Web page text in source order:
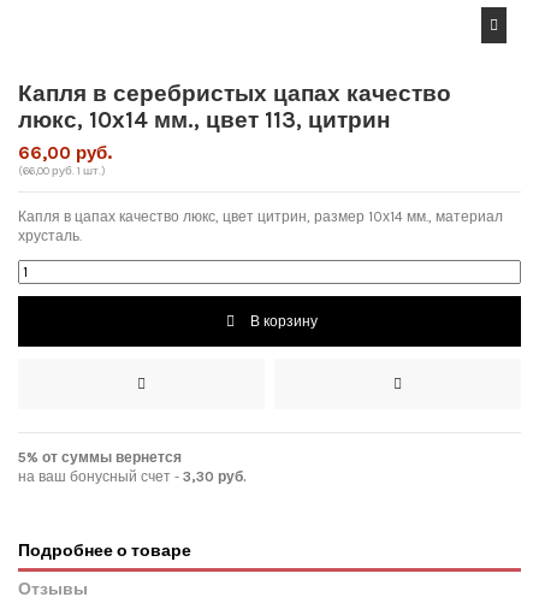
Капля в серебристых цапах качество
люкс, 10х14 мм., цвет 113, цитрин
66,00 руб.
(66,00 руб. 1 шт.)
Капля в цапах качество люкс, цвет цитрин, размер 10х14 мм., материал
хрусталь.
В корзину
5% от суммы вернется
на ваш бонусный счет - 3,30 руб.
Подробнее о товаре
Отзывы